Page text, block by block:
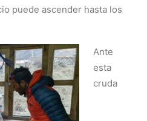
puede ascender hasta los
Ante
esta
cruda